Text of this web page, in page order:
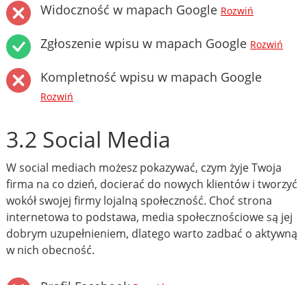
Widoczność w mapach Google Rozwiń
Zgłoszenie wpisu w mapach Google Rozwiń
Kompletność wpisu w mapach Google
Rozwiń
3.2 Social Media
W social mediach możesz pokazywać, czym żyje Twoja
firma na co dzień, docierać do nowych klientów i tworzyć
wokół swojej firmy lojalną społeczność. Choć strona
internetowa to podstawa, media społecznościowe są jej
dobrym uzupełnieniem, dlatego warto zadbać o aktywną
w nich obecność.